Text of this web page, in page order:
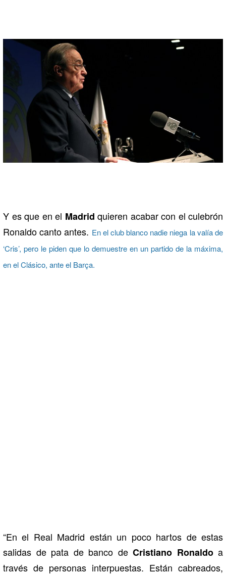
Y es que en el Madrid quieren acabar con el culebrón
Ronaldo canto antes. En el club blanco nadie niega la valía de
‘Cris’, pero le piden que lo demuestre en un partido de la máxima,
en el Clásico, ante el Barça.
“En el Real Madrid están un poco hartos de estas
salidas de pata de banco de Cristiano Ronaldoa
través de personas interpuestas. Están cabreados,